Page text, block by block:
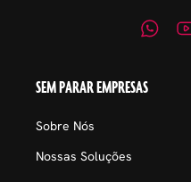
SEM PARAR EMPRESAS
Sobre Nós
Nossas Soluções